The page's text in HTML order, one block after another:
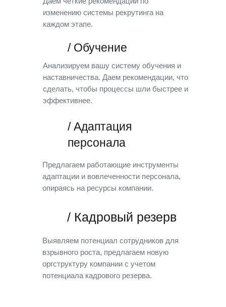
изменению системы рекрутинга на
каждом этапе.
Предлагаем работающие инструменты
адаптации и вовлеченности персонала,
опираясь на ресурсы компании.
/ Адаптация
персонала
Анализируем вашу систему обучения и
наставничества. Даем рекомендации, что
сделать, чтобы процессы шли быстрее и
эффективнее.
/ Обучение
/ Кадровый резерв
Выявляем потенциал сотрудников для
взрывного роста, предлагаем новую
оргструктуру компании с учетом
потенциала кадрового резерва.